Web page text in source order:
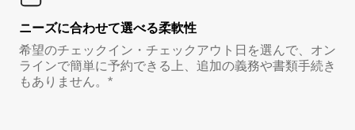
ニーズに合わせて選べる柔軟性
希望のチェックイン・チェックアウト日を選んで、オン
ラインで簡単に予約できる上、追加の義務や書類手続き
もありません。*